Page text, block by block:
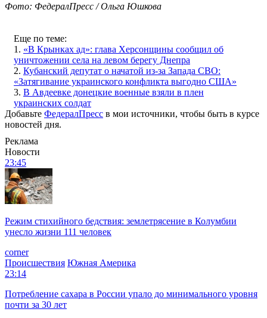
Фото: ФедералПресс / Ольга Юшкова
Еще по теме:
1. «В Крынках ад»: глава Херсонщины сообщил об
уничтожении села на левом берегу Днепра
2. Кубанский депутат о начатой из-за Запада СВО:
«Затягивание украинского конфликта выгодно США»
3. В Авдеевке донецкие военные взяли в плен
украинских солдат
Добавьте ФедералПресс в мои источники, чтобы быть в курсе
новостей дня.
Реклама
Новости
23:45
Режим стихийного бедствия: землетрясение в Колумбии
унесло жизни 111 человек
corner
Происшествия Южная Америка
23:14
Потребление сахара в России упало до минимального уровня
почти за 30 лет